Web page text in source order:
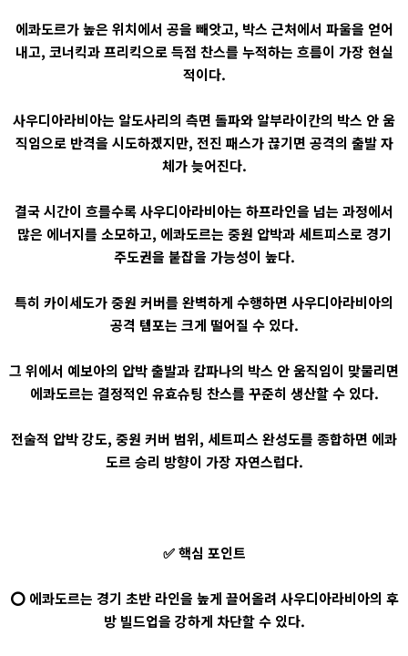
에콰도르가 높은 위치에서 공을 빼앗고, 박스 근처에서 파울을 얻어
내고, 코너킥과 프리킥으로 득점 찬스를 누적하는 흐름이 가장 현실
적이다.
사우디아라비아는 알도사리의 측면 돌파와 알부라이칸의 박스 안 움
직임으로 반격을 시도하겠지만, 전진 패스가 끊기면 공격의 출발 자
체가 늦어진다.
결국 시간이 흐를수록 사우디아라비아는 하프라인을 넘는 과정에서
많은 에너지를 소모하고, 에콰도르는 중원 압박과 세트피스로 경기
주도권을 붙잡을 가능성이 높다.
특히 카이세도가 중원 커버를 완벽하게 수행하면 사우디아라비아의
공격 템포는 크게 떨어질 수 있다.
그 위에서 예보아의 압박 출발과 캄파나의 박스 안 움직임이 맞물리면
에콰도르는 결정적인 유효슈팅 찬스를 꾸준히 생산할 수 있다.
전술적 압박 강도, 중원 커버 범위, 세트피스 완성도를 종합하면 에콰
도르 승리 방향이 가장 자연스럽다.
✅ 핵심 포인트
⭕ 에콰도르는 경기 초반 라인을 높게 끌어올려 사우디아라비아의 후
방 빌드업을 강하게 차단할 수 있다.